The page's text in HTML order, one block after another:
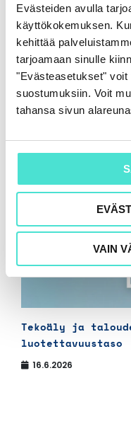
Evästeiden avulla
käyttökokemuksen.
kehittää
tarjoamaan sinulle
"Evästeasetukset" voit
suostumuksiin. Voit
tahansa sivun
VAIN
Tekoäly ja
luotettavuustaso
16.6.2026